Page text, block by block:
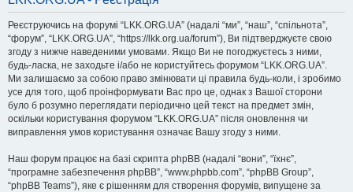
Реєструючись на форумі “LKK.ORG.UA” (надалі “ми”, “наш”, “спільнота”,
“форум”, “LKK.ORG.UA”, “https://lkk.org.ua/forum”), Ви підтверджуєте свою
згоду з нижче наведеними умовами. Якщо Ви не погоджуєтесь з ними,
будь-ласка, не заходьте і/або не користуйтесь форумом “LKK.ORG.UA”.
Ми залишаємо за собою право змінювати ці правила будь-коли, і зробимо
усе для того, щоб проінформувати Вас про це, однак з Вашої сторони
було б розумно переглядати періодично цей текст на предмет змін,
оскільки користування форумом “LKK.ORG.UA” після оновлення чи
виправлення умов користування означає Вашу згоду з ними.
Наш форум працює на базі скрипта phpBB (надалі “вони”, “їхнє”,
“програмне забезпечення phpBB”, “www.phpbb.com”, “phpBB Group”,
“phpBB Teams”), яке є рішенням для створення форумів, випущене за